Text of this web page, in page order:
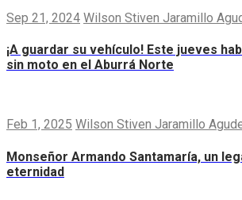
Sep 21, 2024 Wilson Stiven Jaramillo
¡A guardar su vehículo! Este jueves
sin moto en el Aburrá Norte
Feb 1, 2025 Wilson Stiven Jaramillo
Monseñor Armando Santamaría, un
eternidad